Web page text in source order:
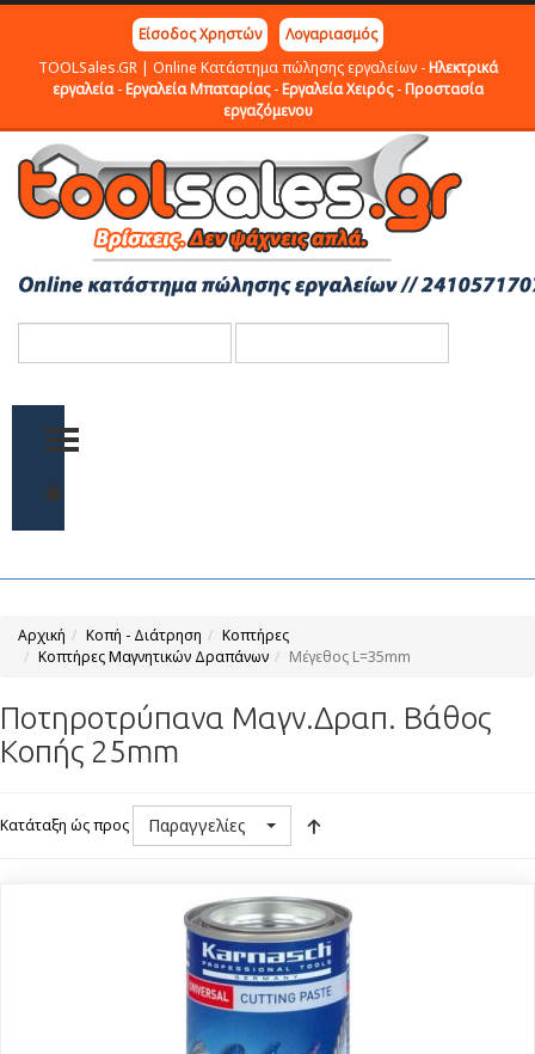
Είσοδος Χρηστών
Λογαριασμός
TOOLSales.GR | Online Κατάστημα πώλησης εργαλείων -Ηλεκτρικά
εργαλεία-Εργαλεία Μπαταρίας-Εργαλεία Χειρός-Προστασία
εργαζόμενου
TOGGLE MENU
Αρχική Κοπή - Διάτρηση
Κοπτήρες
Κοπτήρες Μαγνητικών Δραπάνων
Μέγεθος L=35mm
Ποτηροτρύπανα Μαγν.Δραπ. Βάθος
Κοπής 25mm
Κατάταξη ώς προς Παραγγελίες